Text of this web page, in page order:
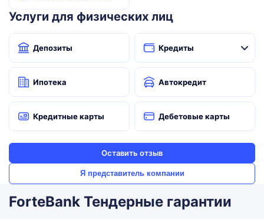
Услуги для физических лиц
Депозиты Кредиты
Ипотека Автокредит
Кредитные карты Дебетовые карты
Оставить отзыв
Я представитель компании
ForteBank Тендерные гарантии